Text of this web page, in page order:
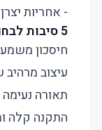
- אחריות
5 סיבות לבחור במנורת התקרה שלנו
חיסכון
עיצוב
תאורה
התקנה קלה